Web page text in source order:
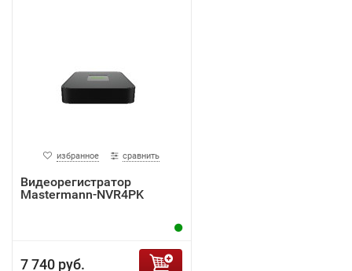
избранное сравнить
Видеорегистратор
Mastermann-NVR4PK
7 740 руб.